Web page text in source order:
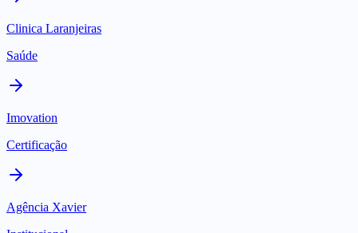
Clinica Laranjeiras
Saúde
Imovation
Certificação
Agência Xavier